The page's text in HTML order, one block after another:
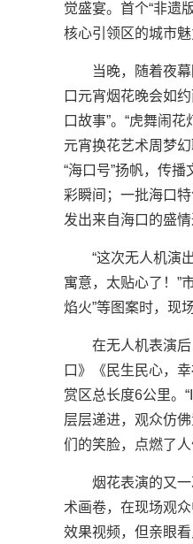
觉盛宴。首个“非遗
核心引领区的城市魅
当晚，随着夜
口元宵烟花晚会如
口故事”。“虎舞闹
元宵换花艺术周梦
“海口号”扬帆，传
彩瞬间；一批海口
发出来自海口的盛情
“这次无人机演
寓意，太贴心了！”
焰火”等图案时，现
在无人机表演
口》《民生民心，
赏区总长度6公里。
层层递进，观众仿
们的笑脸，点燃了
烟花表演的又
术画卷，在现场观众
效果视频，但亲眼